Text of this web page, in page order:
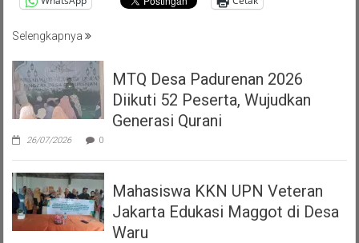
Selengkapnya
MTQ Desa Padurenan 2026
Diikuti 52 Peserta, Wujudkan
Generasi Qurani
26/07/2026 0
Mahasiswa KKN UPN Veteran
Jakarta Edukasi Maggot di Desa
Waru